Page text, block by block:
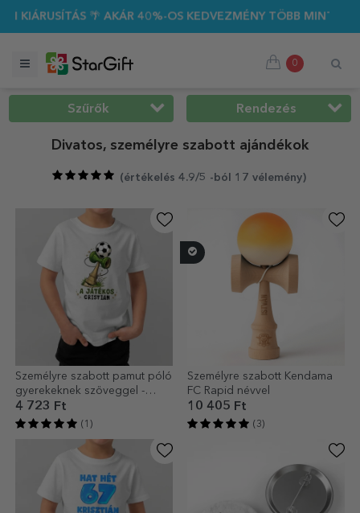
OS KEDVEZMÉNY TÖBB MINT 100 SZEMÉLYRE SZABOTT
0
Szűrők Rendezés
Divatos, személyre szabott ajándékok
(értékelés 4.9/5 -ból 17 vélemény)
Személyre szabott pamut póló
gyerekeknek szöveggel -
Kendama Football
4 723 Ft
(1)
Személyre szabott Kendama
FC Rapid névvel
10 405 Ft
(3)